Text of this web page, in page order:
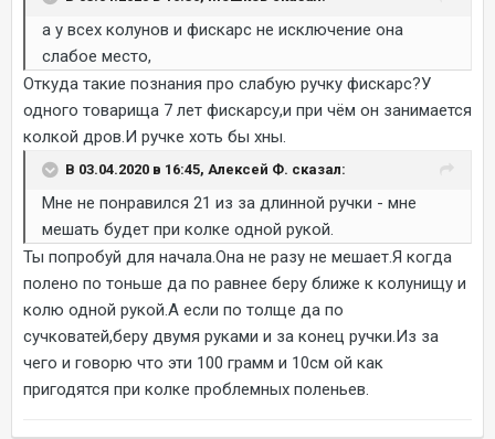
а у всех колунов и фискарс не исключение она
слабое место,
Откуда такие познания про слабую ручку фискарс?У
одного товарища 7 лет фискарсу,и при чём он занимается
колкой дров.И ручке хоть бы хны.
В 03.04.2020 в 16:45, Алексей Ф. сказал:
Мне не понравился 21 из за длинной ручки - мне
мешать будет при колке одной рукой.
Ты попробуй для начала.Она не разу не мешает.Я когда
полено по тоньше да по равнее беру ближе к колунищу и
колю одной рукой.А если по толще да по
сучковатей,беру двумя руками и за конец ручки.Из за
чего и говорю что эти 100 грамм и 10см ой как
пригодятся при колке проблемных поленьев.